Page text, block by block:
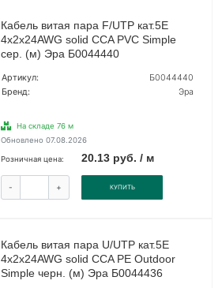
Кабель витая пара F/UTP кат.5E
4х2х24AWG solid CCA PVC Simple
сер. (м) Эра Б0044440
Артикул:
Б0044440
Бренд:
Эра
На складе 76 м
Обновлено 07.08.2026
Розничная цена: 20.13 руб. / м
- + КУПИТЬ
Кабель витая пара U/UTP кат.5E
4х2х24AWG solid CCA PE Outdoor
Simple черн. (м) Эра Б0044436